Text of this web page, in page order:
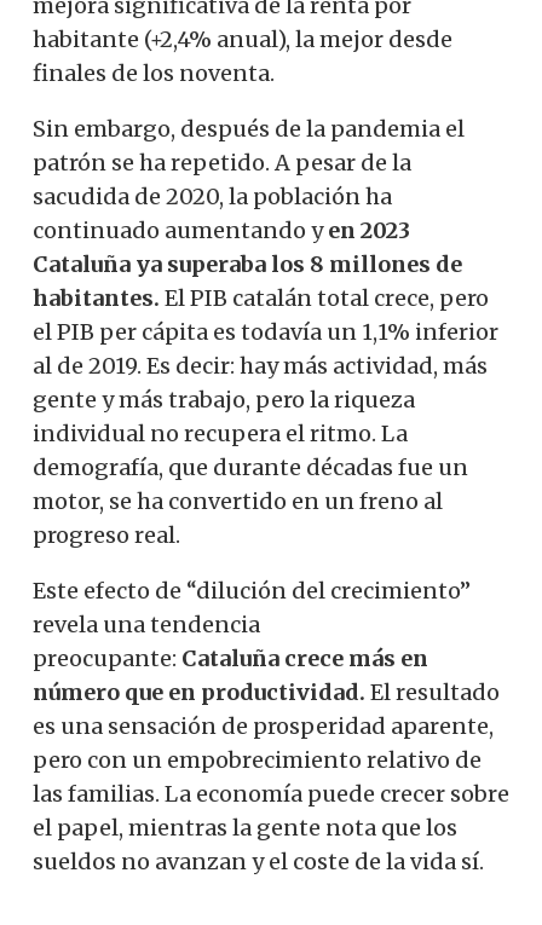
habitante (+2,4% anual), la mejor desde
finales de los noventa.
Sin embargo, después de la pandemia el
patrón se ha repetido. A pesar de la
sacudida de 2020, la población ha
continuado aumentando y en 2023
Cataluña ya superaba los 8 millones de
habitantes. El PIB catalán total crece, pero
el PIB per cápita es todavía un 1,1% inferior
al de 2019. Es decir: hay más actividad, más
gente y más trabajo, pero la riqueza
individual no recupera el ritmo. La
demografía, que durante décadas fue un
motor, se ha convertido en un freno al
progreso real.
Este efecto de “dilución del crecimiento”
revela una tendencia
preocupante: Cataluña crece más en
número que en productividad. El resultado
es una sensación de prosperidad aparente,
pero con un empobrecimiento relativo de
las familias. La economía puede crecer sobre
el papel, mientras la gente nota que los
sueldos no avanzan y el coste de la vida sí.